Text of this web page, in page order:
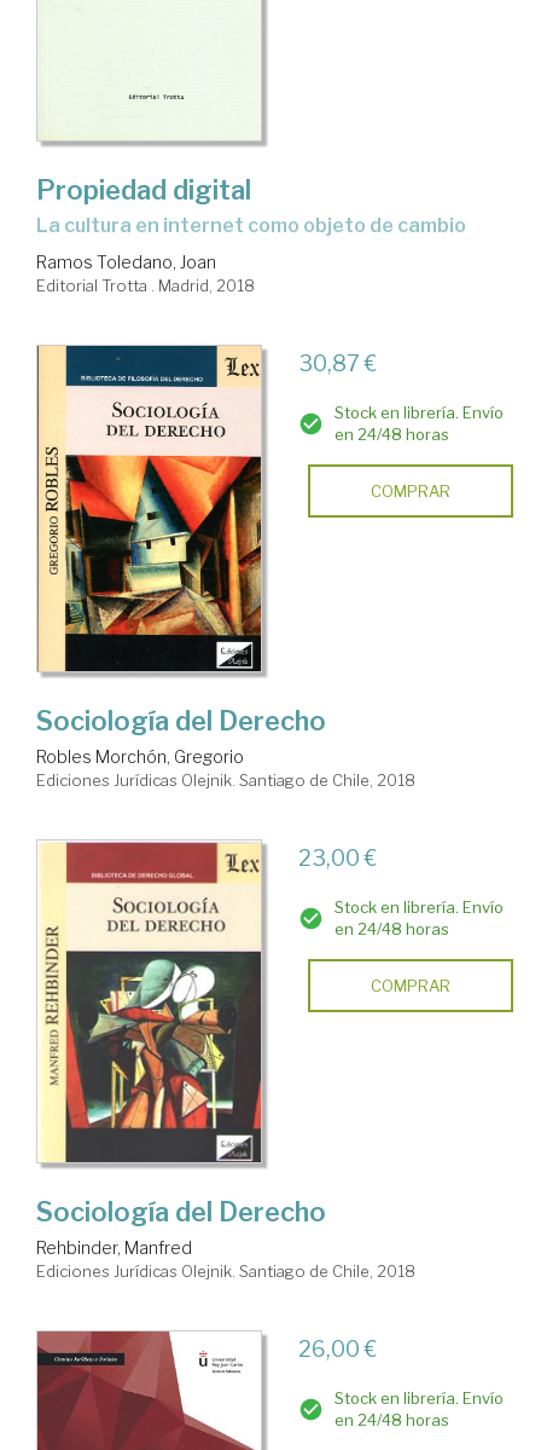
Propiedad digital
la cultura en internet como objeto de cambio
Ramos Toledano, Joan
Editorial Trotta . Madrid, 2018
30,87 €
Stock en librería. Envío
en 24/48 horas
COMPRAR
Sociología del Derecho
Robles Morchón, Gregorio
Ediciones Jurídicas Olejnik. Santiago de Chile, 2018
23,00 €
Stock en librería. Envío
en 24/48 horas
COMPRAR
Sociología del Derecho
Rehbinder, Manfred
Ediciones Jurídicas Olejnik. Santiago de Chile, 2018
26,00 €
Stock en librería. Envío
en 24/48 horas